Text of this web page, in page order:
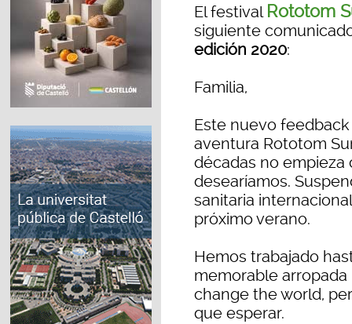
El festival Rototom
siguiente
edición 2020:
Familia,
Este nuevo
aventura Rototom
décadas no empieza
desearíamos.
sanitaria
próximo verano.
Hemos trabajado
memorable
change the world,
que esperar.